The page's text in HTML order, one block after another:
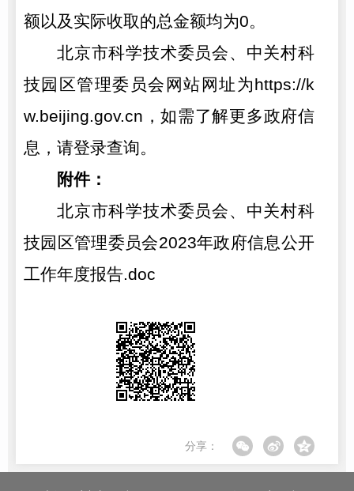
额以及实际收取的总金额均为0。
北京市科学技术委员会、中关村科
技园区管理委员会网站网址为https://k
w.beijing.gov.cn，如需了解更多政府信
息，请登录查询。
附件：
北京市科学技术委员会、中关村科
技园区管理委员会2023年政府信息公开
工作年度报告.doc
分享：